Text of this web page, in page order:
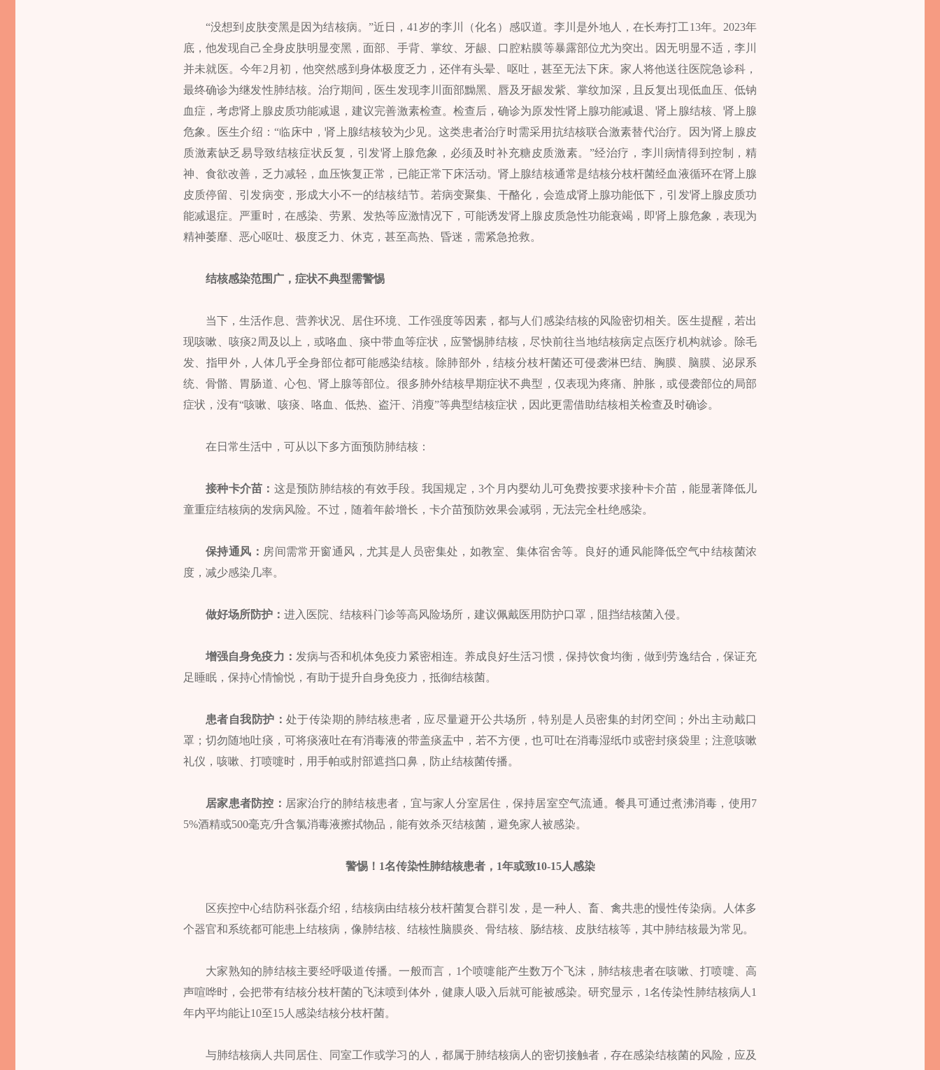
“没想到皮肤变黑是因为结核病。”近日，41岁的李川（化名）感叹道。李川是外地人，在长寿打工13年。2023年
底，他发现自己全身皮肤明显变黑，面部、手背、掌纹、牙龈、口腔粘膜等暴露部位尤为突出。因无明显不适，李川
并未就医。今年2月初，他突然感到身体极度乏力，还伴有头晕、呕吐，甚至无法下床。家人将他送往医院急诊科，
最终确诊为继发性肺结核。治疗期间，医生发现李川面部黝黑、唇及牙龈发紫、掌纹加深，且反复出现低血压、低钠
血症，考虑肾上腺皮质功能减退，建议完善激素检查。检查后，确诊为原发性肾上腺功能减退、肾上腺结核、肾上腺
危象。医生介绍：“临床中，肾上腺结核较为少见。这类患者治疗时需采用抗结核联合激素替代治疗。因为肾上腺皮
质激素缺乏易导致结核症状反复，引发肾上腺危象，必须及时补充糖皮质激素。”经治疗，李川病情得到控制，精
神、食欲改善，乏力减轻，血压恢复正常，已能正常下床活动。肾上腺结核通常是结核分枝杆菌经血液循环在肾上腺
皮质停留、引发病变，形成大小不一的结核结节。若病变聚集、干酪化，会造成肾上腺功能低下，引发肾上腺皮质功
能减退症。严重时，在感染、劳累、发热等应激情况下，可能诱发肾上腺皮质急性功能衰竭，即肾上腺危象，表现为
精神萎靡、恶心呕吐、极度乏力、休克，甚至高热、昏迷，需紧急抢救。
结核感染范围广，症状不典型需警惕
当下，生活作息、营养状况、居住环境、工作强度等因素，都与人们感染结核的风险密切相关。医生提醒，若出
现咳嗽、咳痰2周及以上，或咯血、痰中带血等症状，应警惕肺结核，尽快前往当地结核病定点医疗机构就诊。除毛
发、指甲外，人体几乎全身部位都可能感染结核。除肺部外，结核分枝杆菌还可侵袭淋巴结、胸膜、脑膜、泌尿系
统、骨骼、胃肠道、心包、肾上腺等部位。很多肺外结核早期症状不典型，仅表现为疼痛、肿胀，或侵袭部位的局部
症状，没有“咳嗽、咳痰、咯血、低热、盗汗、消瘦”等典型结核症状，因此更需借助结核相关检查及时确诊。
在日常生活中，可从以下多方面预防肺结核：
接种卡介苗： 这是预防肺结核的有效手段。我国规定，3个月内婴幼儿可免费按要求接种卡介苗，能显著降低儿
童重症结核病的发病风险。不过，随着年龄增长，卡介苗预防效果会减弱，无法完全杜绝感染。
保持通风： 房间需常开窗通风，尤其是人员密集处，如教室、集体宿舍等。良好的通风能降低空气中结核菌浓
度，减少感染几率。
做好场所防护： 进入医院、结核科门诊等高风险场所，建议佩戴医用防护口罩，阻挡结核菌入侵。
增强自身免疫力： 发病与否和机体免疫力紧密相连。养成良好生活习惯，保持饮食均衡，做到劳逸结合，保证充
足睡眠，保持心情愉悦，有助于提升自身免疫力，抵御结核菌。
患者自我防护： 处于传染期的肺结核患者，应尽量避开公共场所，特别是人员密集的封闭空间；外出主动戴口
罩；切勿随地吐痰，可将痰液吐在有消毒液的带盖痰盂中，若不方便，也可吐在消毒湿纸巾或密封痰袋里；注意咳嗽
礼仪，咳嗽、打喷嚏时，用手帕或肘部遮挡口鼻，防止结核菌传播。
居家患者防控： 居家治疗的肺结核患者，宜与家人分室居住，保持居室空气流通。餐具可通过煮沸消毒，使用7
5%酒精或500毫克/升含氯消毒液擦拭物品，能有效杀灭结核菌，避免家人被感染。
警惕！1名传染性肺结核患者，1年或致10-15人感染
区疾控中心结防科张磊介绍，结核病由结核分枝杆菌复合群引发，是一种人、畜、禽共患的慢性传染病。人体多
个器官和系统都可能患上结核病，像肺结核、结核性脑膜炎、骨结核、肠结核、皮肤结核等，其中肺结核最为常见。
大家熟知的肺结核主要经呼吸道传播。一般而言，1个喷嚏能产生数万个飞沫，肺结核患者在咳嗽、打喷嚏、高
声喧哗时，会把带有结核分枝杆菌的飞沫喷到体外，健康人吸入后就可能被感染。研究显示，1名传染性肺结核病人1
年内平均能让10至15人感染结核分枝杆菌。
与肺结核病人共同居住、同室工作或学习的人，都属于肺结核病人的密切接触者，存在感染结核菌的风险，应及